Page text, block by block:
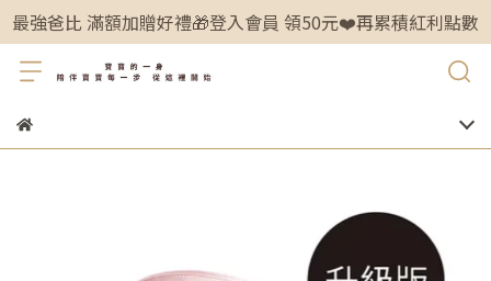
最強爸比 滿額加贈好禮🎁登入會員 領50元❤️再累積紅利點數